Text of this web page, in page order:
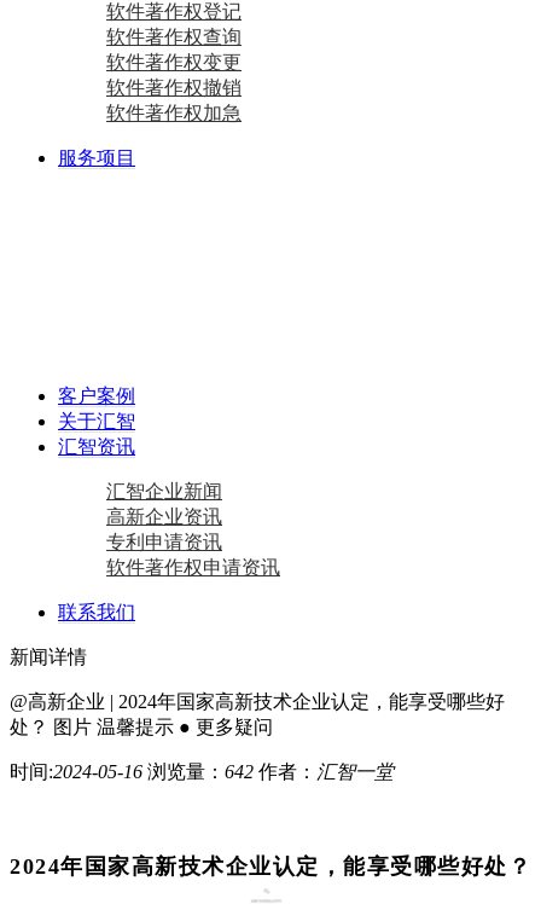
软件著作权登记
软件著作权查询
软件著作权变更
软件著作权撤销
软件著作权加急
服务项目
客户案例
关于汇智
汇智资讯
汇智企业新闻
高新企业资讯
专利申请资讯
软件著作权申请资讯
联系我们
新闻详情
@高新企业 | 2024年国家高新技术企业认定，能享受哪些好
处？ 图片 温馨提示 ● 更多疑问
时间:2024-05-16 浏览量： 642 作者： 汇智一堂
2024年国家高新技术企业认定，能享受哪些好处？